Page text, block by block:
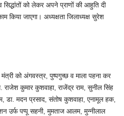
को लेकर अपने प्राणों की आहुति दी
किया जाएगा। अध्यक्षता जिलाध्यक्ष सुरेश
मंत्री को अंगवस्त्र, पुष्पगुच्छ व माला पहना कर
राजेश कुमार कुशवाहा, राजेंद्र राम, सुनील सिंह
डा. मदन प्रसाद, संतोष कुशवाहा, एनामूल हक,
उर्फ पप्पू सहनी, मुमताज आलम, मुन्नीलाल